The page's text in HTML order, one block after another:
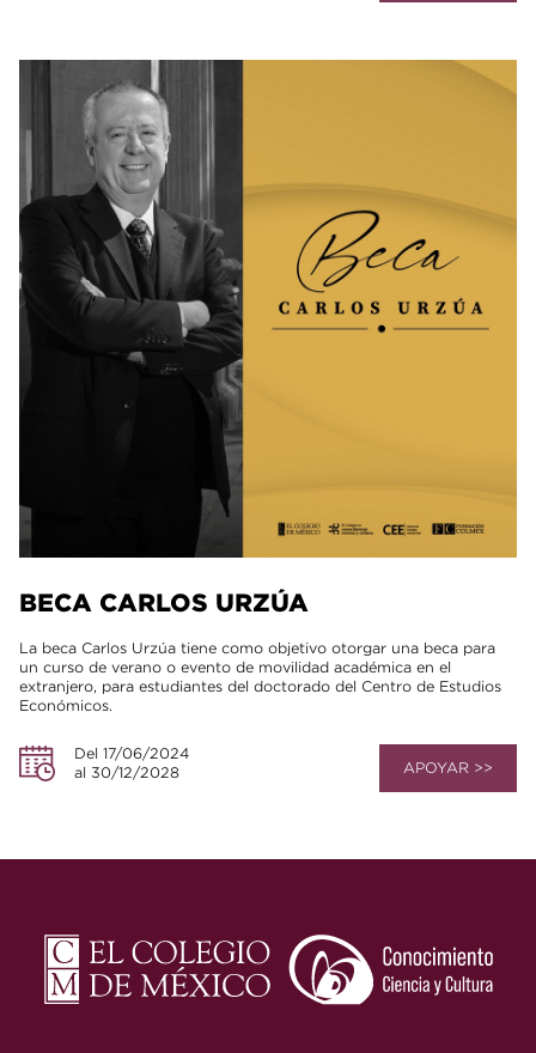
BECA CARLOS URZÚA
La beca Carlos Urzúa tiene como objetivo otorgar una beca para
un curso de verano o evento de movilidad académica en el
extranjero, para estudiantes del doctorado del Centro de Estudios
Económicos.
Del 17/06/2024
al 30/12/2028
APOYAR >>